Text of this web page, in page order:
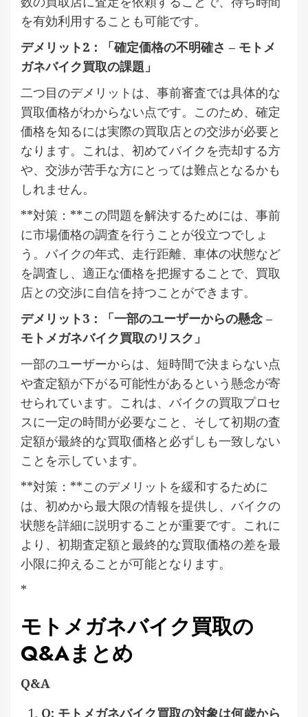
を有効利用することも可能です。
デメリット2：「確定価格の不明確さ – モトメ
ガネバイク買取の課題」
二つ目のデメリットは、事前審査では具体的な
買取価格がわからない点です。このため、確定
価格を知るには実際の買取店との交渉が必要と
なります。これは、初めてバイクを売却する方
や、交渉が苦手な方にとっては難点となるかも
しれません。
**対策：**この問題を解決するためには、事前
に市場価格の調査を行うことが役立つでしょ
う。バイクの年式、走行距離、車体の状態など
を調査し、適正な価格を把握することで、買取
店との交渉に自信を持つことができます。
デメリット3：「一部のユーザーからの懸念 –
モトメガネバイク買取のリスク」
一部のユーザーからは、短時間で決まらない点
や査定額が下がる可能性があるという懸念が寄
せられています。これは、バイクの買取プロセ
スに一定の時間が必要なこと、そして初期の査
定額が最終的な買取価格と必ずしも一致しない
ことを示しています。
**対策：**このデメリットを緩和するために
は、初めから最大限の情報を提供し、バイクの
状態を詳細に説明することが重要です。これに
より、初期査定額と最終的な買取価格の差を最
小限に抑えることが可能となります。
*
モトメガネバイク買取の
Q&Aまとめ
Q&A
Q: モトメガネバイク買取の対象は何歳から